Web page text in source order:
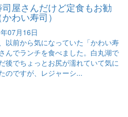
司屋さんだけど定食もお勧
わい寿司）
07月16日
以前から気になっていた「かわい寿
んでランチを食べました。白丸湖で
後でちょっとお尻が濡れていて気に
のですが、レジャーシ...